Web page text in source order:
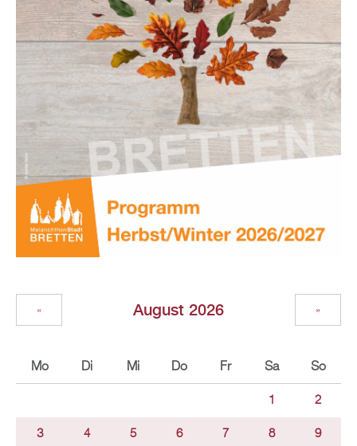
August 2026
« »
Mo Di Mi Do Fr Sa So
1 2
3 4 5 6 7 8 9